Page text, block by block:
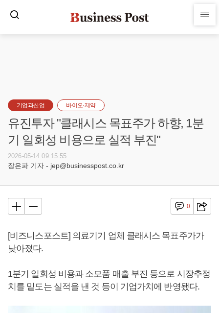
기업과산업 바이오·제약
유진투자 "클래시스 목표주가 하향, 1분
기 일회성 비용으로 실적 부진"
2026-05-14 09:15:55
장은파 기자 - jep@businesspost.co.kr
0
[비즈니스포스트] 의료기기 업체 클래시스 목표주가가
낮아졌다.
1분기 일회성 비용과 소모품 매출 부진 등으로 시장추정
치를 밑도는 실적을 낸 것 등이 기업가치에 반영됐다.